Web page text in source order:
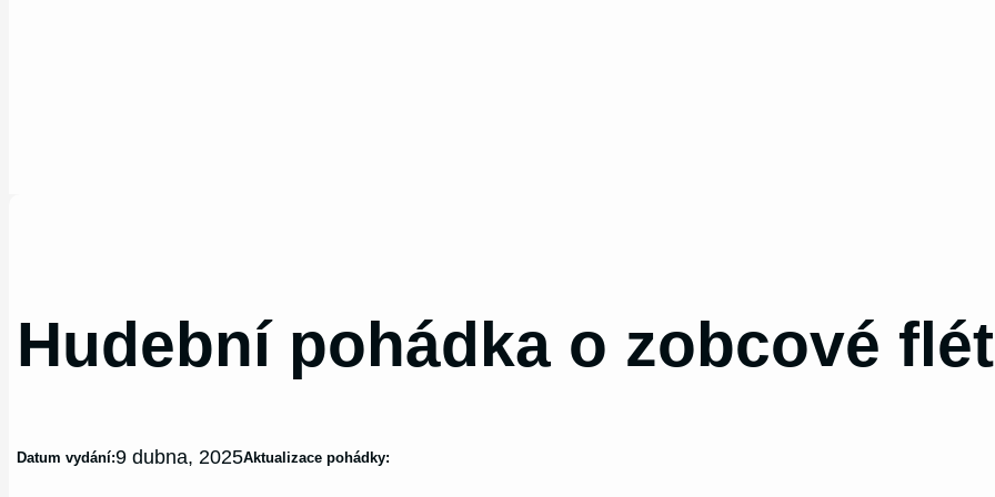
Hudební pohádka o zobcové
Datum vydání:9 dubna, 2025Aktualizace pohádky: